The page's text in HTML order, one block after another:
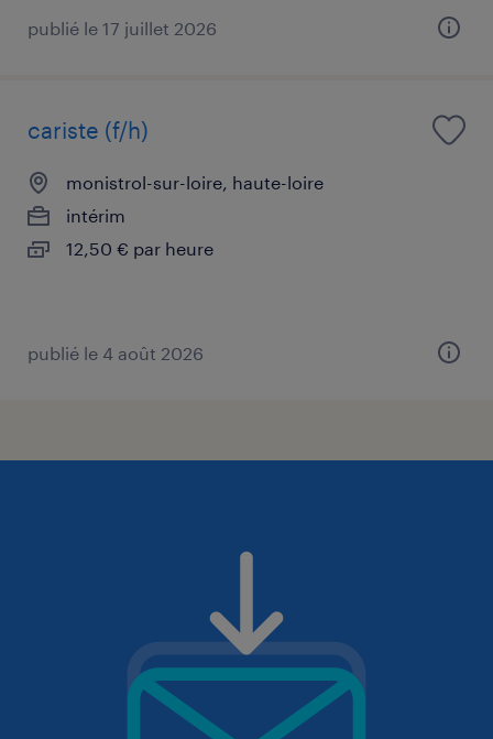
publié le 17 juillet 2026
cariste (f/h)
monistrol-sur-loire, haute-loire
intérim
12,50 € par heure
publié le 4 août 2026